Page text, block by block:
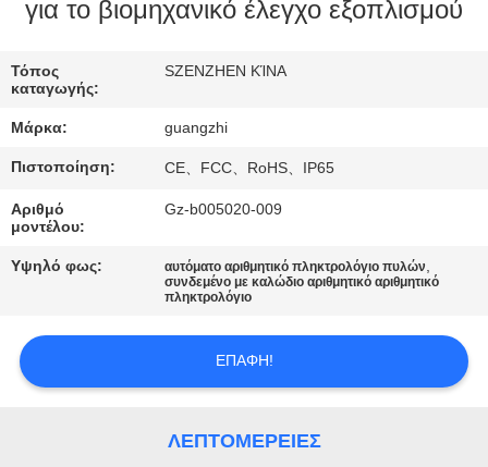
ΈΛΕΓΧΟΣ
ΜΑΣ
ΕΛΆΤΕ
ΕΠΑΦΉ
ΜΕ
ΑΠΌΣΠΑΣΜΑ
για το βιομηχανικό έλεγχο εξοπλισμού
Τόπος
καταγωγής:
SZENZHEN ΚΊΝΑ
Μάρκα: guangzhi
Πιστοποίηση: CE、FCC、RoHS、IP65
Αριθμό
μοντέλου:
Gz-b005020-009
Υψηλό φως: αυτόματο αριθμητικό πληκτρολόγιο πυλών,
συνδεμένο με καλώδιο αριθμητικό αριθμητικό
πληκτρολόγιο
ΕΠΑΦΉ!
ΛΕΠΤΟΜΈΡΕΙΕΣ